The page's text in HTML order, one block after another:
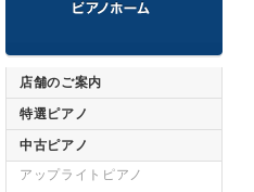
店舗のご案内
特選ピアノ
中古ピアノ
アップライトピアノ